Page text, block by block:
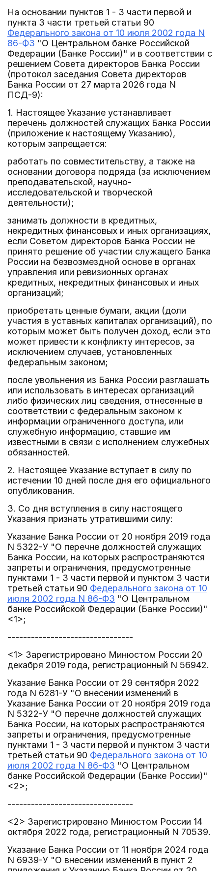
На основании пунктов 1 - 3 части первой и
пункта 3 части третьей статьи 90
Федерального закона от 10 июля 2002 года N
86-ФЗ "О Центральном банке Российской
Федерации (Банке России)" и в соответствии с
решением Совета директоров Банка России
(протокол заседания Совета директоров
Банка России от 27 марта 2026 года N
ПСД-9):
1. Настоящее Указание устанавливает
перечень должностей служащих Банка России
(приложение к настоящему Указанию),
которым запрещается:
работать по совместительству, а также на
основании договора подряда (за исключением
преподавательской, научно-
исследовательской и творческой
деятельности);
занимать должности в кредитных,
некредитных финансовых и иных организациях,
если Советом директоров Банка России не
принято решение об участии служащего Банка
России на безвозмездной основе в органах
управления или ревизионных органах
кредитных, некредитных финансовых и иных
организаций;
приобретать ценные бумаги, акции (доли
участия в уставных капиталах организаций), по
которым может быть получен доход, если это
может привести к конфликту интересов, за
исключением случаев, установленных
федеральным законом;
после увольнения из Банка России разглашать
или использовать в интересах организаций
либо физических лиц сведения, отнесенные в
соответствии с федеральным законом к
информации ограниченного доступа, или
служебную информацию, ставшие им
известными в связи с исполнением служебных
обязанностей.
2. Настоящее Указание вступает в силу по
истечении 10 дней после дня его официального
опубликования.
3. Со дня вступления в силу настоящего
Указания признать утратившими силу:
Указание Банка России от 20 ноября 2019 года
N 5322-У "О перечне должностей служащих
Банка России, на которых распространяются
запреты и ограничения, предусмотренные
пунктами 1 - 3 части первой и пунктом 3 части
третьей статьи 90 Федерального закона от 10
июля 2002 года N 86-ФЗ "О Центральном
банке Российской Федерации (Банке России)"
<1>;
--------------------------------
<1> Зарегистрировано Минюстом России 20
декабря 2019 года, регистрационный N 56942.
Указание Банка России от 29 сентября 2022
года N 6281-У "О внесении изменений в
Указание Банка России от 20 ноября 2019 года
N 5322-У "О перечне должностей служащих
Банка России, на которых распространяются
запреты и ограничения, предусмотренные
пунктами 1 - 3 части первой и пунктом 3 части
третьей статьи 90 Федерального закона от 10
июля 2002 года N 86-ФЗ "О Центральном
банке Российской Федерации (Банке России)"
<2>;
--------------------------------
<2> Зарегистрировано Минюстом России 14
октября 2022 года, регистрационный N 70539.
Указание Банка России от 11 ноября 2024 года
N 6939-У "О внесении изменений в пункт 2